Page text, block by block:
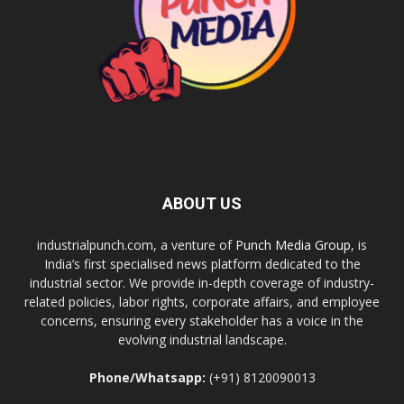
ABOUT US
industrialpunch.com, a venture of Punch Media Group, is
India’s first specialised news platform dedicated to the
industrial sector. We provide in-depth coverage of industry-
related policies, labor rights, corporate affairs, and employee
concerns, ensuring every stakeholder has a voice in the
evolving industrial landscape.
Phone/Whatsapp: (+91) 8120090013